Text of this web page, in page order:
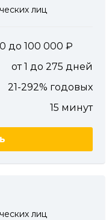
лиц
до 100 000
от 1 до 275 дней
21-292% годовых
15 минут
лиц